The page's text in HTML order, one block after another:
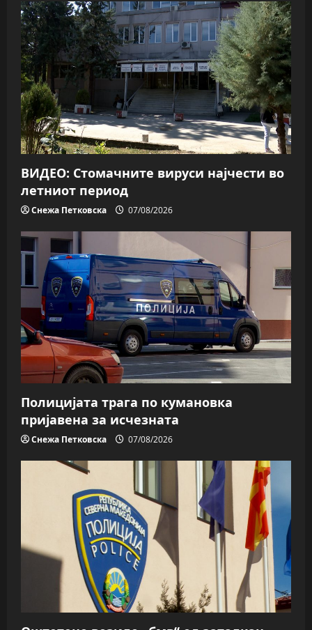
ВИДЕО: Стомачните вируси најчести во
летниот период
Снежа Петковска 07/08/2026
Полицијата трага пo кумановка
пријавена за исчезната
Снежа Петковска 07/08/2026